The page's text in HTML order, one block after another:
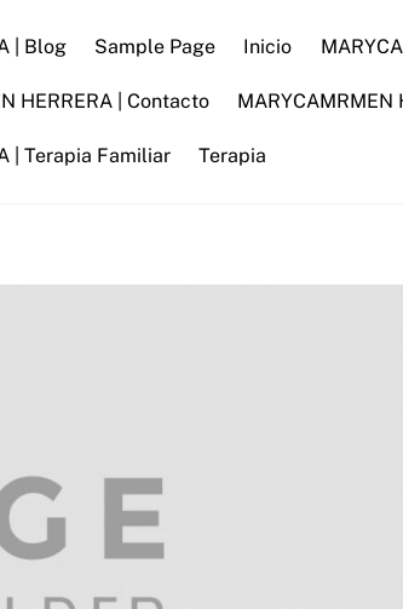
| Blog Sample Page Inicio
HERRERA | Contacto MARYCAMRMEN
| Terapia Familiar Terapia